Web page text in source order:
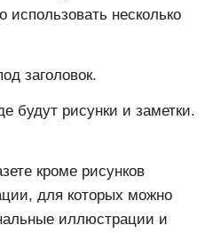
несколько
заголовок.
будут рисунки и заметки.
кроме рисунков
для которых можно
иллюстрации и